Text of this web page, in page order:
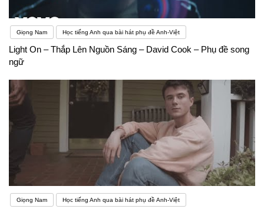
Giọng Nam Học tiếng Anh qua bài hát phụ đề Anh-Việt
Light On – Thắp Lên Nguồn Sáng – David Cook – Phụ đề song
ngữ
Giọng Nam Học tiếng Anh qua bài hát phụ đề Anh-Việt